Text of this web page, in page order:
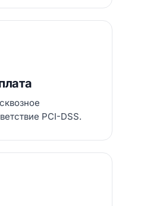
PCI-DSS.